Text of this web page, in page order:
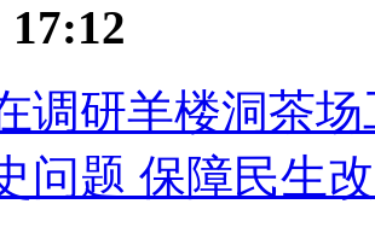
17:12
调研羊楼洞茶
问题 保障民生